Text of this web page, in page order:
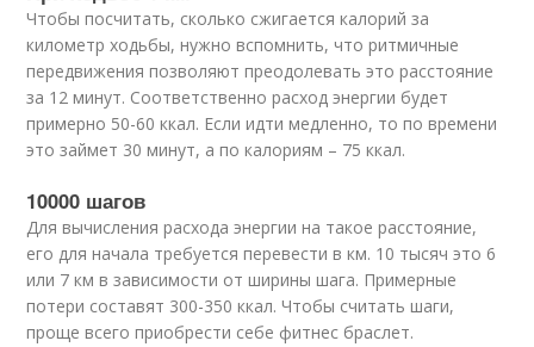
Чтобы посчитать, сколько сжигается калорий за
километр ходьбы, нужно вспомнить, что ритмичные
передвижения позволяют преодолевать это расстояние
за 12 минут. Соответственно расход энергии будет
примерно 50-60 ккал. Если идти медленно, то по времени
это займет 30 минут, а по калориям – 75 ккал.
10000 шагов
Для вычисления расхода энергии на такое расстояние,
его для начала требуется перевести в км. 10 тысяч это 6
или 7 км в зависимости от ширины шага. Примерные
потери составят 300-350 ккал. Чтобы считать шаги,
проще всего приобрести себе фитнес браслет.